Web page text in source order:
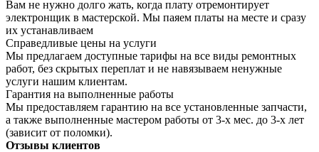
Вам не нужно долго жать, когда плату отремонтирует
электронщик в мастерской. Мы паяем платы на месте и сразу
их устанавливаем
Справедливые цены на услуги
Мы предлагаем доступные тарифы на все виды ремонтных
работ, без скрытых переплат и не навязываем ненужные
услуги нашим клиентам.
Гарантия на выполненные работы
Мы предоставляем гарантию на все установленные запчасти,
а также выполненные мастером работы от 3-х мес. до 3-х лет
(зависит от поломки).
Отзывы клиентов